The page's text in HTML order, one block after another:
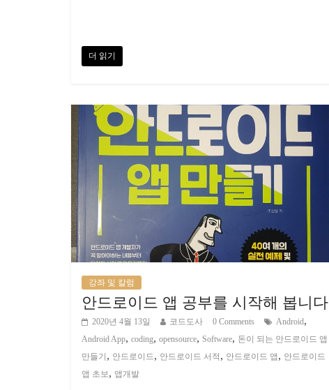
더 읽기
강좌 및 칼럼
안드로이드 앱 공부를 시작해 봅니다
2020년 4월 13일 코드도사 0 Comments Android,
Android App, coding, opensource, Software, 돈이 되는 안드로이드 앱
만들기 , 안드로이드 , 안드로이드 서적 , 안드로이드 앱, 안드로이드
앱 초보 , 앱개발